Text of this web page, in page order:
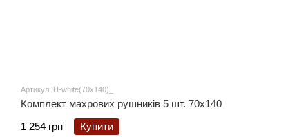
Артикул: U-white(70x140)_
Комплект махрових рушників 5 шт. 70x140
1 254 грн
Купити